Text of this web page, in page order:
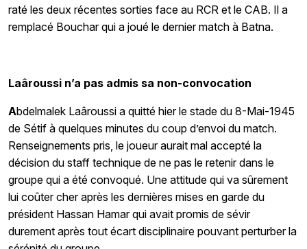
raté les deux récentes sorties face au RCR et le CAB. Il a
remplacé Bouchar qui a joué le dernier match à Batna.
Laâroussi n’a pas admis sa non-convocation
Abdelmalek Laâroussi a quitté hier le stade du 8-Mai-1945
de Sétif à quelques minutes du coup d’envoi du match.
Renseignements pris, le joueur aurait mal accepté la
décision du staff technique de ne pas le retenir dans le
groupe qui a été convoqué. Une attitude qui va sûrement
lui coûter cher après les dernières mises en garde du
président Hassan Hamar qui avait promis de sévir
durement après tout écart disciplinaire pouvant perturber la